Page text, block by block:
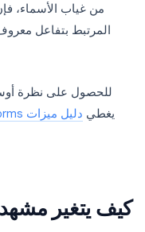
من غياب الأسماء،
المرتبط بتفاعل
يغطي دليل ميزات Google Forms
كيف يتغير